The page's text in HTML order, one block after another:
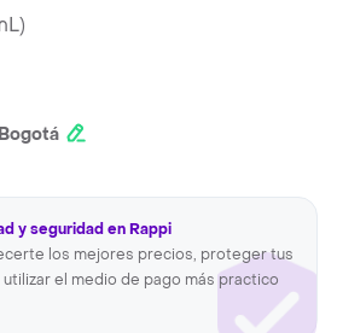
)
Bogotá
y seguridad en Rappi
los mejores precios, proteger tus
el medio de pago más practico